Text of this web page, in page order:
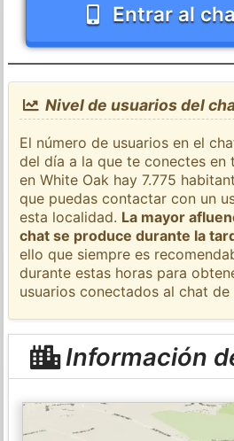
Entrar al
Nivel de usuarios del
El número de usuarios en el
del día a la que te conectes en
en White Oak hay 7.775
que puedas contactar con un
esta localidad. La mayor
chat se produce durante la
ello que siempre es
durante estas horas para
usuarios conectados al chat de
Información